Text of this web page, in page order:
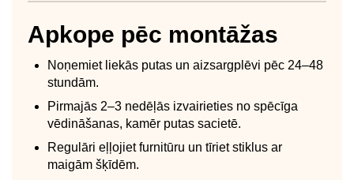
Apkope pēc montāžas
Noņemiet liekās putas un aizsargplēvi pēc 24–48
stundām.
Pirmajās 2–3 nedēļās izvairieties no spēcīga
vēdināšanas, kamēr putas sacietē.
Regulāri eļļojiet furnitūru un tīriet stiklus ar
maigām šķīdēm.